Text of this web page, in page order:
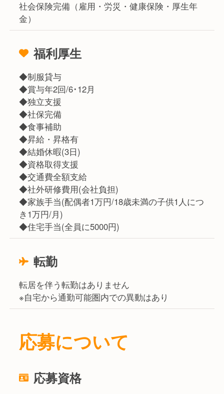
社会保険完備（雇用・労災・健康保険・厚生年
金）
福利厚生
◆制服貸与
◆賞与年2回/6･12月
◆独立支援
◆社保完備
◆食事補助
◆昇給・昇格有
◆結婚休暇(3日)
◆資格取得支援
◆交通費全額支給
◆社外研修費用(会社負担)
◆家族手当(配偶者1万円/18歳未満の子供1人につ
き1万円/月)
◆住宅手当(全員に5000円)
転勤
転居を伴う転勤はありません
※自宅から通勤可能圏内での異動はあり
応募について
応募資格